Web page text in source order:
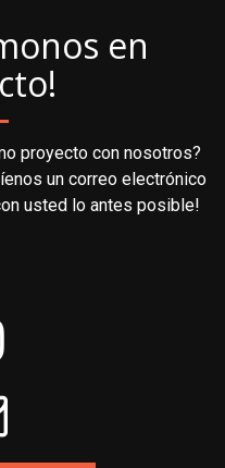
en
proyecto con nosotros?
un correo electrónico
usted lo antes posible!